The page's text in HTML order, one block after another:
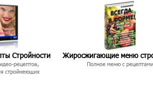
Стройности
рецептов,
стройнеющих
Жиросжигающие меню
Полное меню с рецептами